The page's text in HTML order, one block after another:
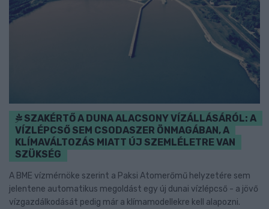
SZAKÉRTŐ A DUNA ALACSONY VÍZÁLLÁSÁRÓL: A
VÍZLÉPCSŐ SEM CSODASZER ÖNMAGÁBAN, A
KLÍMAVÁLTOZÁS MIATT ÚJ SZEMLÉLETRE VAN
SZÜKSÉG
A BME vízmérnöke szerint a Paksi Atomerőmű helyzetére sem
jelentene automatikus megoldást egy új dunai vízlépcső - a jövő
vízgazdálkodását pedig már a klímamodellekre kell alapozni.